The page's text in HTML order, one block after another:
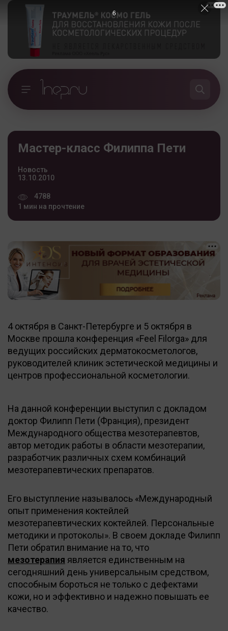
Мастер-класс Филиппа Пети
Новость
13.10.2010
4788
1 мин на прочтение
4 октября в Санкт-Петербурге и 5 октября в
Москве прошла конференция «Feel Filorga» для
ведущих российских дерматокосметологов,
руководителей клиник эстетической медицины и
центров профессиональной косметологии.
На данной конференции выступил с докладом
доктор Филипп Пети (Франция), президент
Международного общества мезотерапевтов,
автор методик работы в области мезотерапии‚
разработчик различных схем комбинаций
мезотерапевтических препаратов.
Его выступление называлось «Международный
опыт применения коктейлей
мезотерапевтических коктейлей. Персональные
методики и протоколы». В своем докладе Филипп
Пети обратил внимание на то, что
мезотерапия является единственным на
сегодняшний день универсальным средством,
способным бороться не только с дефектами
кожи, но и эффективно и надежно повышать ее
качество.
5